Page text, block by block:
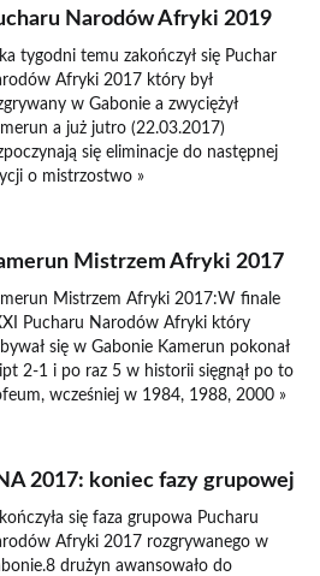
Narodów Afryki 2019
tygodni temu zakończył się Puchar
Afryki 2017 który był
w Gabonie a zwyciężył
a już jutro (22.03.2017)
się eliminacje do następnej
o mistrzostwo »
Mistrzem Afryki 2017
Mistrzem Afryki 2017:W finale
Pucharu Narodów Afryki który
się w Gabonie Kamerun pokonał
2-1 i po raz 5 w historii sięgnął po to
wcześniej w 1984, 1988, 2000 »
2017: koniec fazy grupowej
się faza grupowa Pucharu
Afryki 2017 rozgrywanego w
drużyn awansowało do